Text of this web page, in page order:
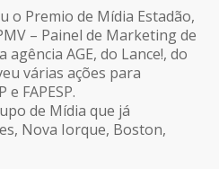
o Premio de Mídia Estadão,
– Painel de Marketing de
AGE, do Lance!, do
várias ações para
FAPESP.
de Mídia que já
Nova Iorque, Boston,